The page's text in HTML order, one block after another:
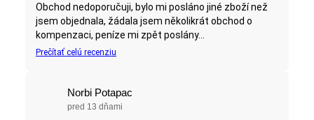
Obchod nedoporučuji, bylo mi posláno jiné zboží než
jsem objednala, žádala jsem několikrát obchod o
kompenzaci, peníze mi zpět poslány...
Prečítať celú recenziu
Norbi Potapac
pred 13 dňami